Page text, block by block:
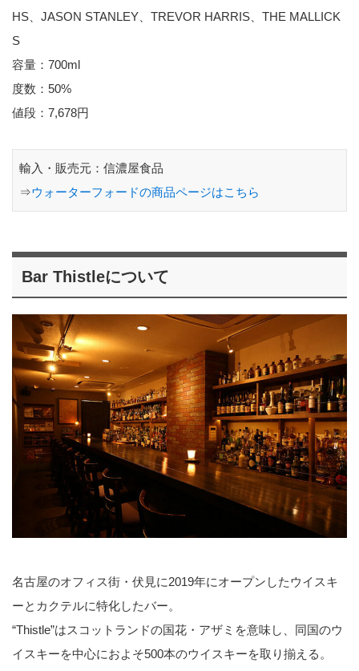
HS、JASON STANLEY、TREVOR HARRIS、THE MALLICK
S
容量：700ml
度数：50%
値段：7,678円
輸入・販売元：信濃屋食品
⇒ウォーターフォードの商品ページはこちら
Bar Thistleについて
名古屋のオフィス街・伏見に2019年にオープンしたウイスキ
ーとカクテルに特化したバー。
“Thistle”はスコットランドの国花・アザミを意味し、同国のウ
イスキーを中心におよそ500本のウイスキーを取り揃える。